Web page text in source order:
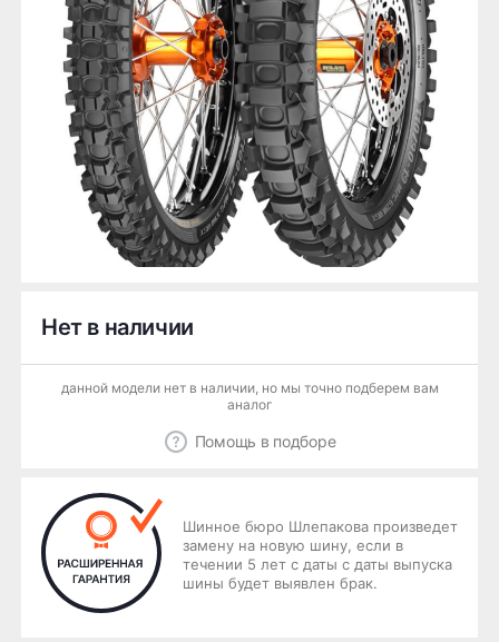
Нет в наличии
данной модели нет в наличии, но мы точно подберем вам
аналог
Помощь в подборе
Шинное бюро Шлепакова произведет
замену на новую шину, если в
течении 5 лет с даты с даты выпуска
шины будет выявлен брак.